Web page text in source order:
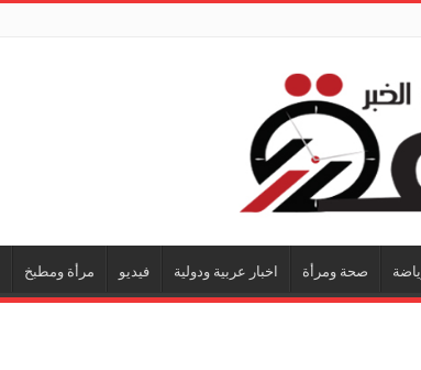
صحة ومرأة اخبار عربية ودولية فيديو مرأة ومطبخ